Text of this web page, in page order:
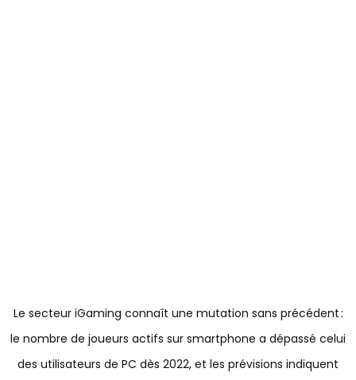
Le secteur iGaming connaît une mutation sans précédent :
le nombre de joueurs actifs sur smartphone a dépassé celui
des utilisateurs de PC dès 2022, et les prévisions indiquent